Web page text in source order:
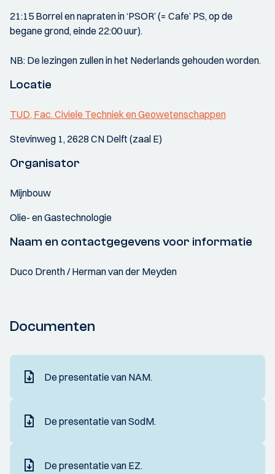
21:15 Borrel en napraten in ‘PSOR’ (= Cafe’ PS, op de
begane grond, einde 22:00 uur).
NB: De lezingen zullen in het Nederlands gehouden worden.
Locatie
TUD, Fac. Civiele Techniek en Geowetenschappen
Stevinweg 1, 2628 CN Delft (zaal E)
Organisator
Mijnbouw
Olie- en Gastechnologie
Naam en contactgegevens voor informatie
Duco Drenth / Herman van der Meyden
Documenten
De presentatie van NAM.
De presentatie van SodM.
De presentatie van EZ.